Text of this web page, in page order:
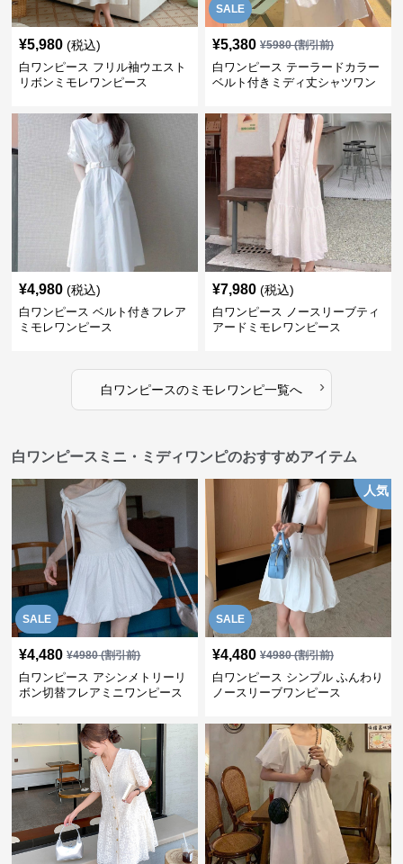
¥5,980 (税込)
白ワンピース フリル袖ウエスト
リボンミモレワンピース
SALE
¥5,380 ¥5980(割引前)
白ワンピース テーラードカラー
ベルト付きミディ丈シャツワン
¥4,980 (税込)
白ワンピース ベルト付きフレア
ミモレワンピース
¥7,980 (税込)
白ワンピース ノースリーブティ
アードミモレワンピース
白ワンピースのミモレワンピ一覧へ ›
白ワンピースミニ・ミディワンピのおすすめアイテム
SALE
¥4,480 ¥4980(割引前)
白ワンピース アシンメトリーリ
ボン切替フレアミニワンピース
SALE
人気
¥4,480 ¥4980(割引前)
白ワンピース シンプル ふんわり
ノースリーブワンピース